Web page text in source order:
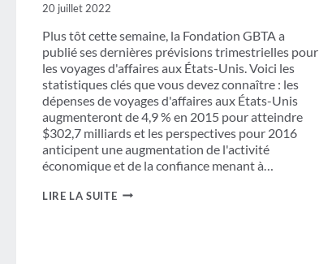
20 juillet 2022
Plus tôt cette semaine, la Fondation GBTA a
publié ses dernières prévisions trimestrielles pour
les voyages d'affaires aux États-Unis. Voici les
statistiques clés que vous devez connaître : les
dépenses de voyages d'affaires aux États-Unis
augmenteront de 4,9 % en 2015 pour atteindre
$302,7 milliards et les perspectives pour 2016
anticipent une augmentation de l'activité
économique et de la confiance menant à…
LIRE LA SUITEVOYAGES